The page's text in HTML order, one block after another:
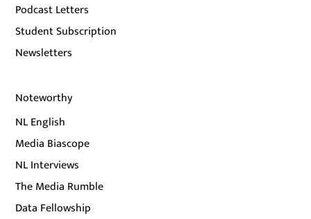
Podcast Letters
Student Subscription
Newsletters
Noteworthy
NL English
Media Biascope
NL Interviews
The Media Rumble
Data Fellowship